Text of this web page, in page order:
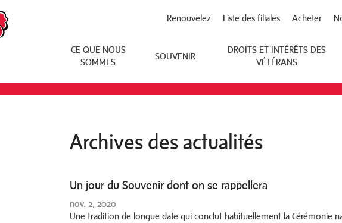
Renouvelez Liste des filiales Acheter
CE QUE NOUS
SOMMES
SOUVENIR
DROITS ET INTÉRÊTS DES
VÉTÉRANS
Archives des actualités
Un jour du Souvenir dont on se rappellera
nov. 2, 2020
Une tradition de longue date qui conclut habituellement la Cérémonie